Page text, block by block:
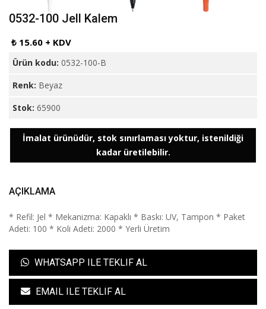
0532-100 Jell Kalem
₺ 15.60 + KDV
Ürün kodu: 0532-100-B
Renk: Beyaz
Stok: 65900
İmalat ürünüdür, stok sınırlaması yoktur, istenildiği
kadar üretilebilir.
AÇIKLAMA
* Refil: Jel * Mekanizma: Kapaklı * Baskı: UV, Tampon * Paket
Adeti: 100 * Koli Adeti: 2000 * Yerli Üretim
WHATSAPP ILE TEKLIF AL
EMAIL ILE TEKLIF AL